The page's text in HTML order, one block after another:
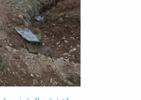
رئيس لجنة بلدية
يهيب بالاخوة
وعدم الخروج